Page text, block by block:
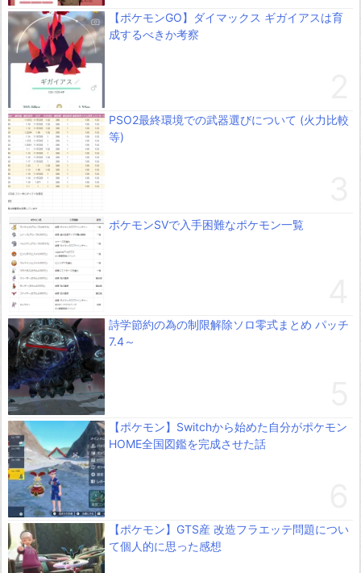
【ポケモンGO】ダイマックス ギガイアスは育
成するべきか考察
PSO2最終環境での武器選びについて (火力比較
等)
ポケモンSVで入手困難なポケモン一覧
詩学節約の為の制限解除ソロ零式まとめ パッチ
7.4～
【ポケモン】Switchから始めた自分がポケモン
HOME全国図鑑を完成させた話
【ポケモン】GTS産 改造フラエッテ問題につい
て個人的に思った感想